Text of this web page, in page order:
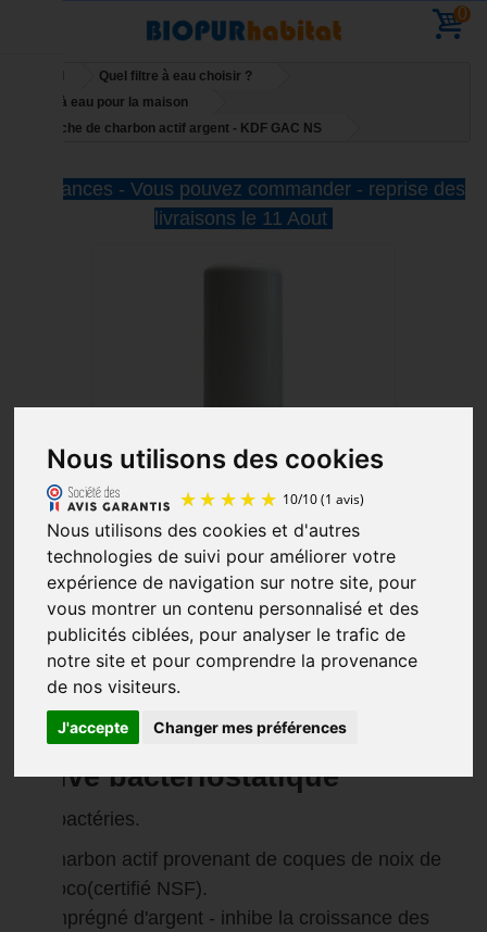
Nous utilisons des cookies
10/10 (1 avis)
Nous utilisons des cookies et d'autres
technologies de suivi pour améliorer votre
expérience de navigation sur notre site, pour
vous montrer un contenu personnalisé et des
publicités ciblées, pour analyser le trafic de
notre site et pour comprendre la provenance
de nos visiteurs.
J'accepte Changer mes préférences
0
Quel filtre à eau choisir ?
Filtres à eau pour la maison
Cartouche de charbon actif argent - KDF GAC NS
Vacances - Vous pouvez commander - reprise des
livraisons le 11 Aout
Cartouche de charbon actif
argent - KDF GAC NS
Charbon
activé bactériostatique
Anti bactéries.
charbon actif provenant de coques de noix de
coco(certifié NSF).
Imprégné d'argent - inhibe la croissance des